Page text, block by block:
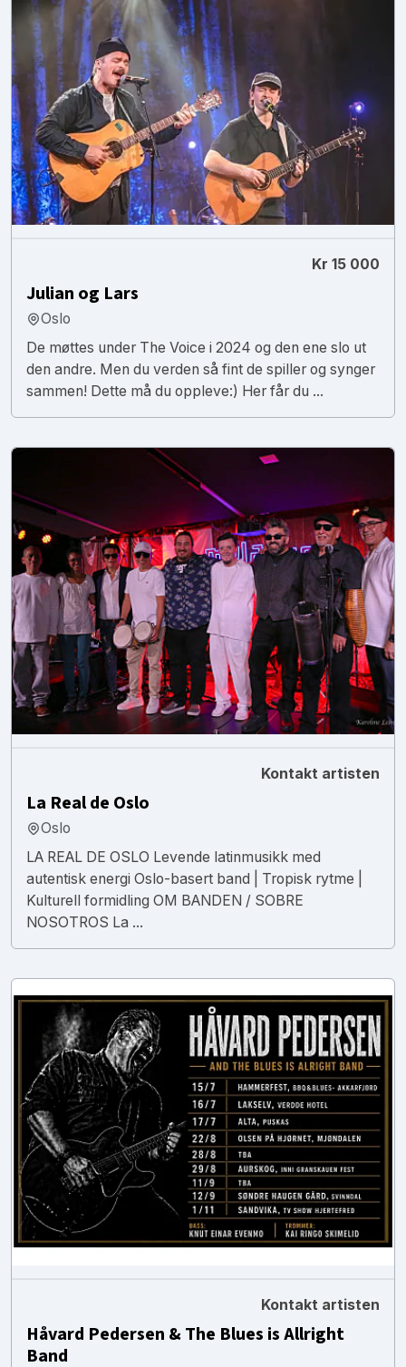
Kr 15 000
Julian og Lars
Oslo
De møttes under The Voice i 2024 og den ene slo ut
den andre. Men du verden så fint de spiller og synger
sammen! Dette må du oppleve:) Her får du ...
Kontakt artisten
La Real de Oslo
Oslo
LA REAL DE OSLO Levende latinmusikk med
autentisk energi Oslo-basert band | Tropisk rytme |
Kulturell formidling OM BANDEN / SOBRE
NOSOTROS La ...
Kontakt artisten
Håvard Pedersen & The Blues is Allright
Band